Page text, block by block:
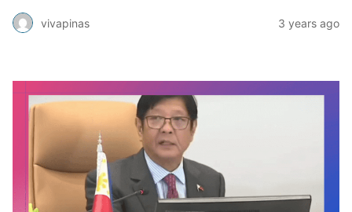
vivapinas 3 years ago